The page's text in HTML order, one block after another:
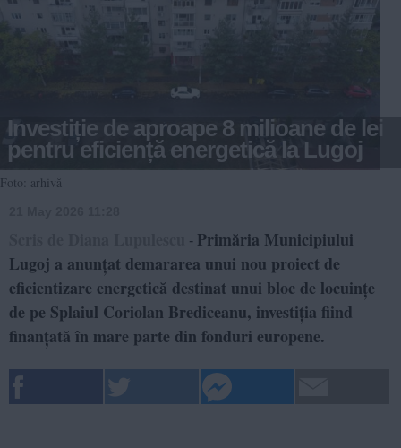
Investiție de aproape 8 milioane de lei
pentru eficiență energetică la Lugoj
Foto: arhivă
- Primăria Municipiului
Lugoj a anunțat demararea unui nou proiect de
eficientizare energetică destinat unui bloc de locuințe
de pe Splaiul Coriolan Brediceanu, investiția fiind
finanțată în mare parte din fonduri europene.